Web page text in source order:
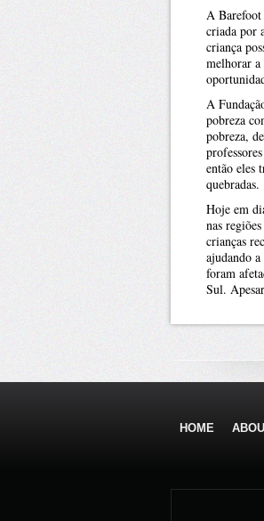
A Barefoot
criada por
criança
melhorar a
A
pobreza
pobreza,
então eles
quebradas.
Hoje em
nas
crianças
ajudando
foram
Sul.
HOME